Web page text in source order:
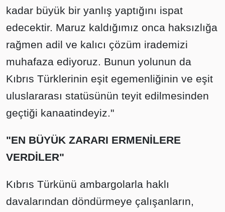
kadar büyük bir yanlış yaptığını ispat
edecektir. Maruz kaldığımız onca haksızlığa
rağmen adil ve kalıcı çözüm irademizi
muhafaza ediyoruz. Bunun yolunun da
Kıbrıs Türklerinin eşit egemenliğinin ve eşit
uluslararası statüsünün teyit edilmesinden
geçtiği kanaatindeyiz."
"EN BÜYÜK ZARARI ERMENİLERE
VERDİLER"
Kıbrıs Türkünü ambargolarla haklı
davalarından döndürmeye çalışanların,